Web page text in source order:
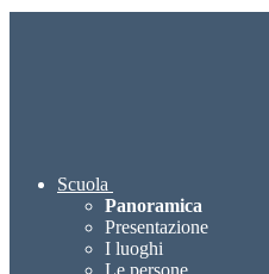
Scuola
Panoramica
Presentazione
I luoghi